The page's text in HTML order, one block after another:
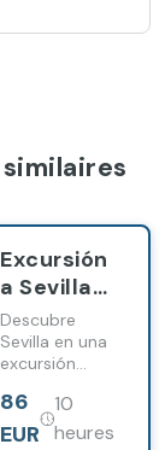
Excursión
a Sevilla
con
entrada a
la
Catedral
desde
Descubre
Sevilla en una
excursión
Marbella con
visita
86
EUR
10
heures